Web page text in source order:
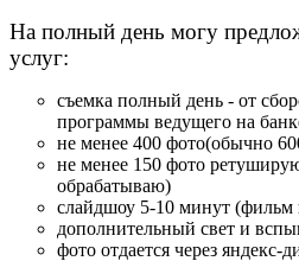
На полный день могу
услуг:
съемка полный день - от
программы ведущего на
не менее 400 фото(обычно
не менее 150 фото
обрабатываю)
слайдшоу 5-10 минут (фильм
дополнительный свет и
фото отдается через яндекс-